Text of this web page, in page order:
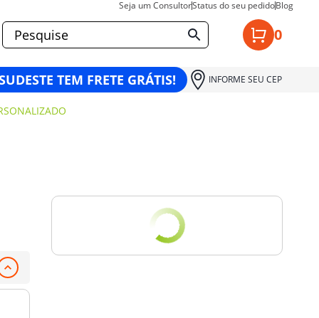
Seja um ConsultorStatus do seu pedidoBlog
0
TEM FRETE GRÁTIS! INFORME SEU CEP